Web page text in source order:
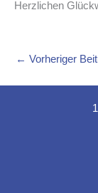
Herzlichen
← Vorheriger